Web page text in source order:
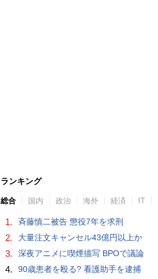
ランキング
総合 国内 政治 海外 経済 IT
1. 斉藤慎二被告 懲役7年を求刑
2. 大量注文キャンセル43億円以上か
3. 深夜アニメに喫煙描写 BPOで議論
4. 90歳患者を殴る? 看護助手を逮捕